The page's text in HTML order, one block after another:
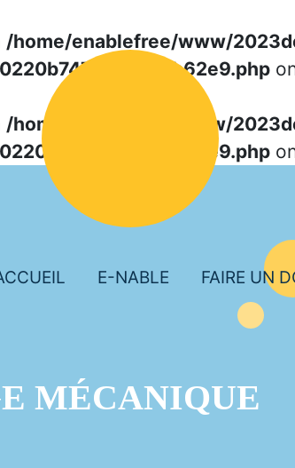
/home/enablefree/www/
/home/enablefree/www/
E-NABLE FAIRE UN
MÉCANIQUE